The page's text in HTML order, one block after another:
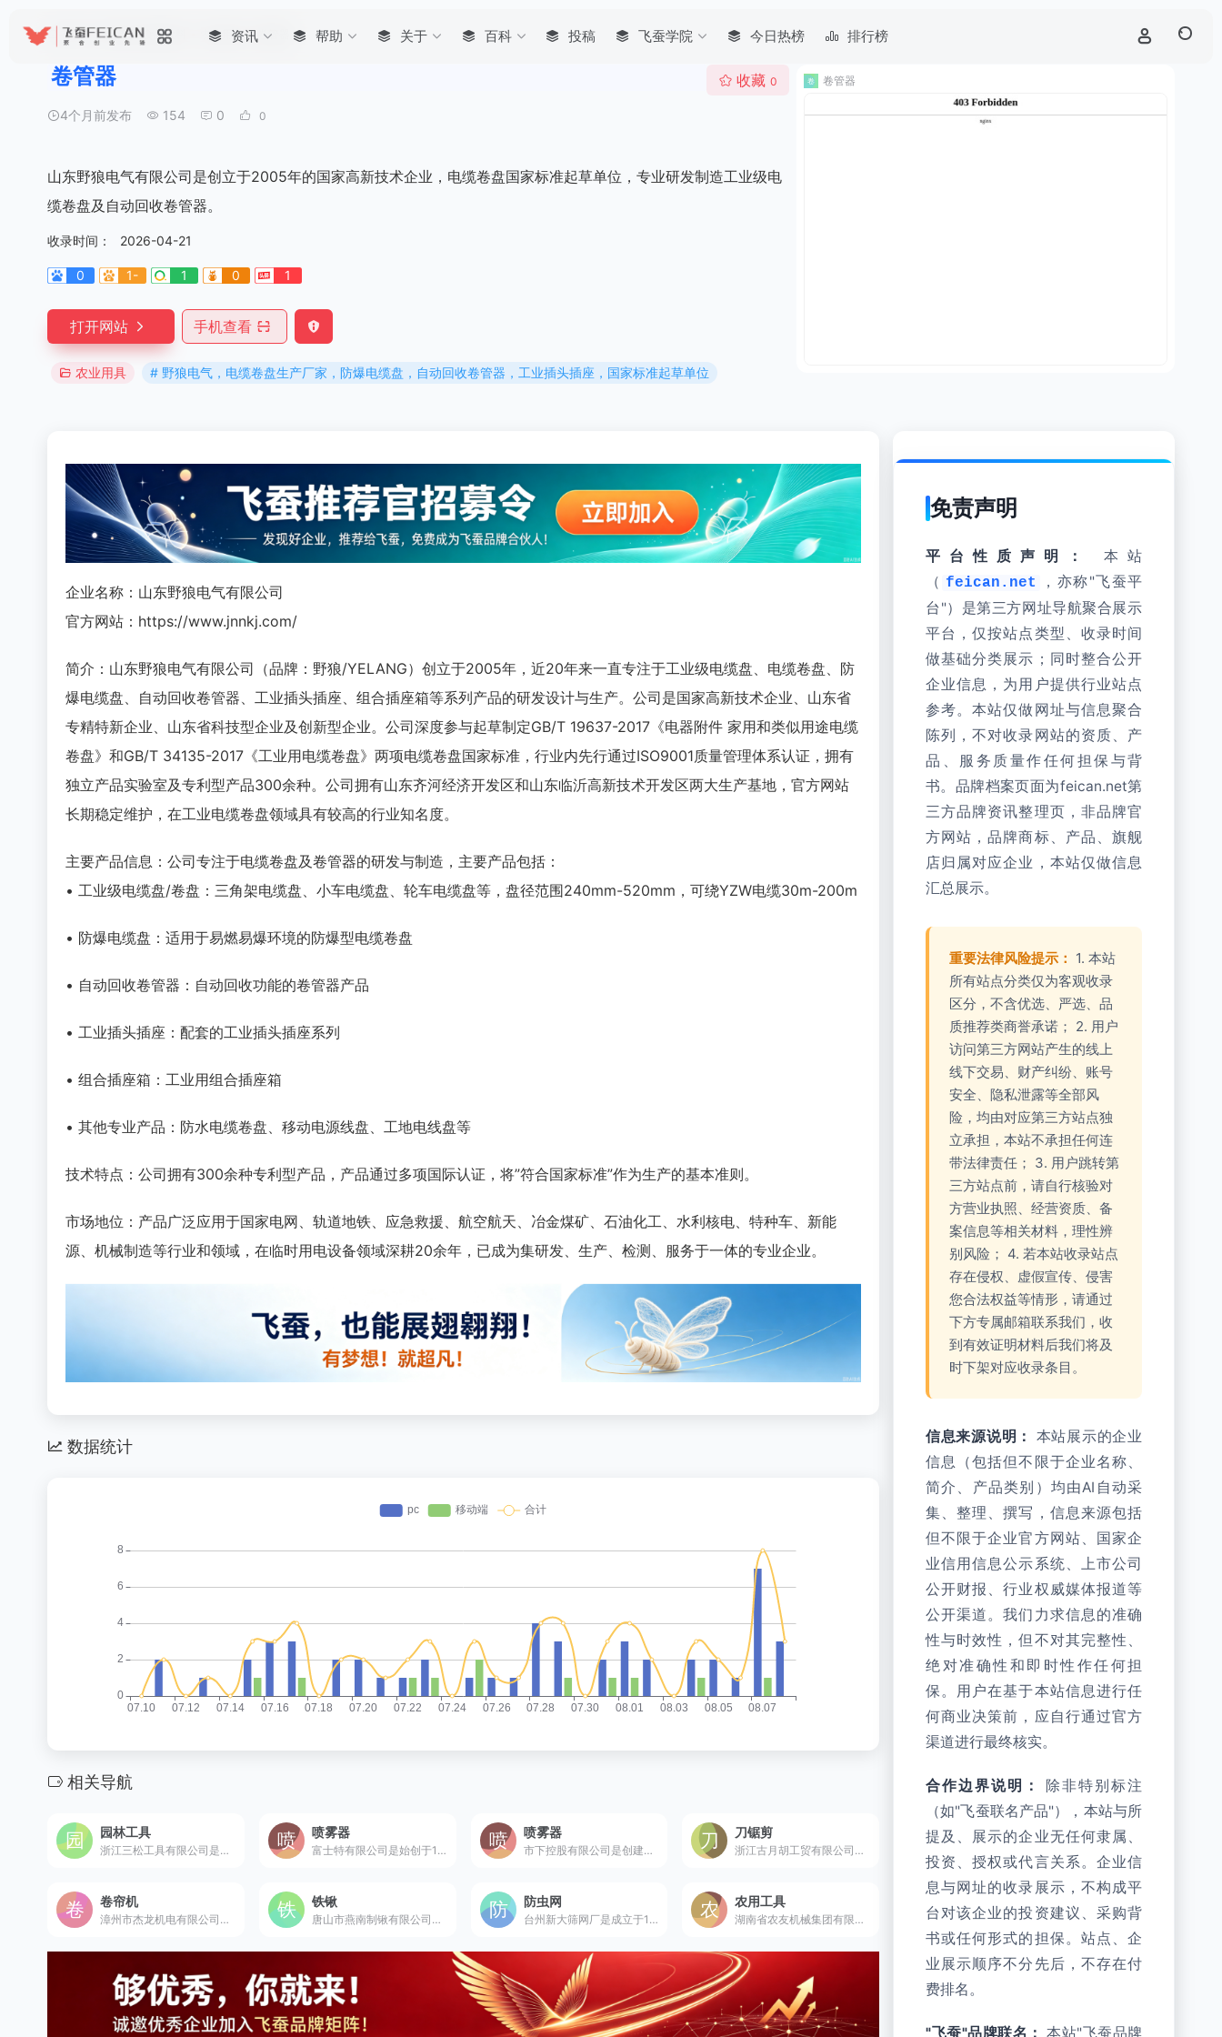
资讯 帮助 关于 百科 投稿 飞蚕学院 今日热榜 排行榜
首页 • 农资产品 食品饮料 农业用具 • 卷管器
卷管器
4个月前发布 154 0 0
收藏 0
山东野狼电气有限公司是创立于2005年的国家高新技术企业，电缆卷盘国家标准起草单位，专业研发制造工业级电
缆卷盘及自动回收卷管器。
收录时间： 2026-04-21
0 1- 1 0 1
打开网站 手机查看
农业用具 # 野狼电气，电缆卷盘生产厂家，防爆电缆盘，自动回收卷管器，工业插头插座，国家标准起草单位
卷管器
企业名称：山东野狼电气有限公司
官方网站：https://www.jnnkj.com/
简介：山东野狼电气有限公司（品牌：野狼/YELANG）创立于2005年，近20年来一直专注于工业级电缆盘、电缆卷盘、防
爆电缆盘、自动回收卷管器、工业插头插座、组合插座箱等系列产品的研发设计与生产。公司是国家高新技术企业、山东省
专精特新企业、山东省科技型企业及创新型企业。公司深度参与起草制定GB/T 19637-2017《电器附件 家用和类似用途电缆
卷盘》和GB/T 34135-2017《工业用电缆卷盘》两项电缆卷盘国家标准，行业内先行通过ISO9001质量管理体系认证，拥有
独立产品实验室及专利型产品300余种。公司拥有山东齐河经济开发区和山东临沂高新技术开发区两大生产基地，官方网站
长期稳定维护，在工业电缆卷盘领域具有较高的行业知名度。
主要产品信息：公司专注于电缆卷盘及卷管器的研发与制造，主要产品包括：
• 工业级电缆盘/卷盘：三角架电缆盘、小车电缆盘、轮车电缆盘等，盘径范围240mm-520mm，可绕YZW电缆30m-200m
• 防爆电缆盘：适用于易燃易爆环境的防爆型电缆卷盘
• 自动回收卷管器：自动回收功能的卷管器产品
• 工业插头插座：配套的工业插头插座系列
• 组合插座箱：工业用组合插座箱
• 其他专业产品：防水电缆卷盘、移动电源线盘、工地电线盘等
技术特点：公司拥有300余种专利型产品，产品通过多项国际认证，将”符合国家标准”作为生产的基本准则。
市场地位：产品广泛应用于国家电网、轨道地铁、应急救援、航空航天、冶金煤矿、石油化工、水利核电、特种车、新能
源、机械制造等行业和领域，在临时用电设备领域深耕20余年，已成为集研发、生产、检测、服务于一体的专业企业。
数据统计
相关导航
园林工具
浙江三松工具有限公司是成立于1994年的中德合资企业，国内领先的园林工具和园林机械制造商，产品远销全球多个国家和地区。
喷雾器
富士特有限公司是始创于1991年的国家高新技术企业，全球最大的动力喷雾机生产企业，背负式动力喷雾机占全球市场30%。
喷雾器
市下控股有限公司是创建于1978年的国家喷雾器行业标准起草单位及高新技术企业，专业喷雾器制造商，产品远销全球。
刀锯剪
浙江古月胡工贸有限公司是成立于2003年的国家高新技术企业，电动修枝剪行业国家标准起草单位，专业研发制造电动修枝剪等智能园林工具。
卷帘机
漳州市杰龙机电有限公司是创建于1988年的电动卷门开门机行业标准主编单位，国内知名的专业卷帘门电机制造商。
铁锹
唐山市燕南制锹有限公司是创建于1995年的专业铁锹及户外铲具制造商，河北省专精特新企业，年产能超1500万把。
防虫网
台州新大筛网厂是成立于1993年的国内早期防虫网专业生产厂家，ISO双体系认证企业，产品畅销海内外。
农用工具
湖南省农友机械集团有限公司是成立于1995年的国家技术创新示范企业，中国丘陵山区农机领军品牌，烘干机全国销量第一。
免责声明
平台性质声明：
本站
（ feican.net
，亦称"飞蚕平
台"）是第三方网址导航聚合展示
平台，仅按站点类型、收录时间
做基础分类展示；同时整合公开
企业信息，为用户提供行业站点
参考。本站仅做网址与信息聚合
陈列，不对收录网站的资质、产
品、服务质量作任何担保与背
书。品牌档案页面为feican.net第
三方品牌资讯整理页，非品牌官
方网站，品牌商标、产品、旗舰
店归属对应企业，本站仅做信息
汇总展示。
重要法律风险提示： 1. 本站
所有站点分类仅为客观收录
区分，不含优选、严选、品
质推荐类商誉承诺； 2. 用户
访问第三方网站产生的线上
线下交易、财产纠纷、账号
安全、隐私泄露等全部风
险，均由对应第三方站点独
立承担，本站不承担任何连
带法律责任； 3. 用户跳转第
三方站点前，请自行核验对
方营业执照、经营资质、备
案信息等相关材料，理性辨
别风险； 4. 若本站收录站点
存在侵权、虚假宣传、侵害
您合法权益等情形，请通过
下方专属邮箱联系我们，收
到有效证明材料后我们将及
时下架对应收录条目。
信息来源说明：
本站展示的企业
信息（包括但不限于企业名称、
简介、产品类别）均由AI自动采
集、整理、撰写，信息来源包括
但不限于企业官方网站、国家企
业信用信息公示系统、上市公司
公开财报、行业权威媒体报道等
公开渠道。我们力求信息的准确
性与时效性，但不对其完整性、
绝对准确性和即时性作任何担
保。用户在基于本站信息进行任
何商业决策前，应自行通过官方
渠道进行最终核实。
合作边界说明：
除非特别标注
（如"飞蚕联名产品"），本站与所
提及、展示的企业无任何隶属、
投资、授权或代言关系。企业信
息与网址的收录展示，不构成平
台对该企业的投资建议、采购背
书或任何形式的担保。站点、企
业展示顺序不分先后，不存在付
费排名。
"飞蚕"品牌联名： 本站"飞蚕品牌